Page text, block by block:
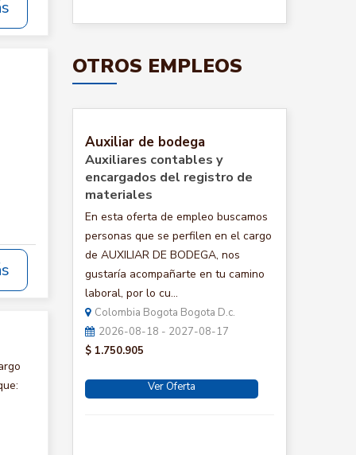
OTROS EMPLEOS
Auxiliar de bodega
Auxiliares contables y
encargados del registro de
materiales
En esta oferta de empleo buscamos
personas que se perfilen en el cargo
de AUXILIAR DE BODEGA, nos
gustaría acompañarte en tu camino
laboral, por lo cu...
Colombia Bogota Bogota D.c.
2026-08-18 - 2027-08-17
$ 1.750.905
Ver Oferta